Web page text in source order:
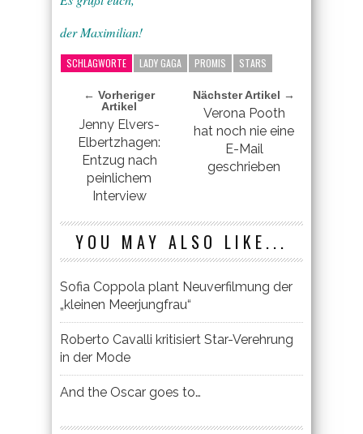
der Maximilian!
SCHLAGWORTE LADY GAGA PROMIS STARS
← Vorheriger
Artikel
Jenny Elvers-
Elbertzhagen:
Entzug nach
peinlichem
Interview
Nächster Artikel →
Verona Pooth
hat noch nie eine
E-Mail
geschrieben
YOU MAY ALSO LIKE...
Sofia Coppola plant Neuverfilmung der
„kleinen Meerjungfrau“
Roberto Cavalli kritisiert Star-Verehrung
in der Mode
And the Oscar goes to…